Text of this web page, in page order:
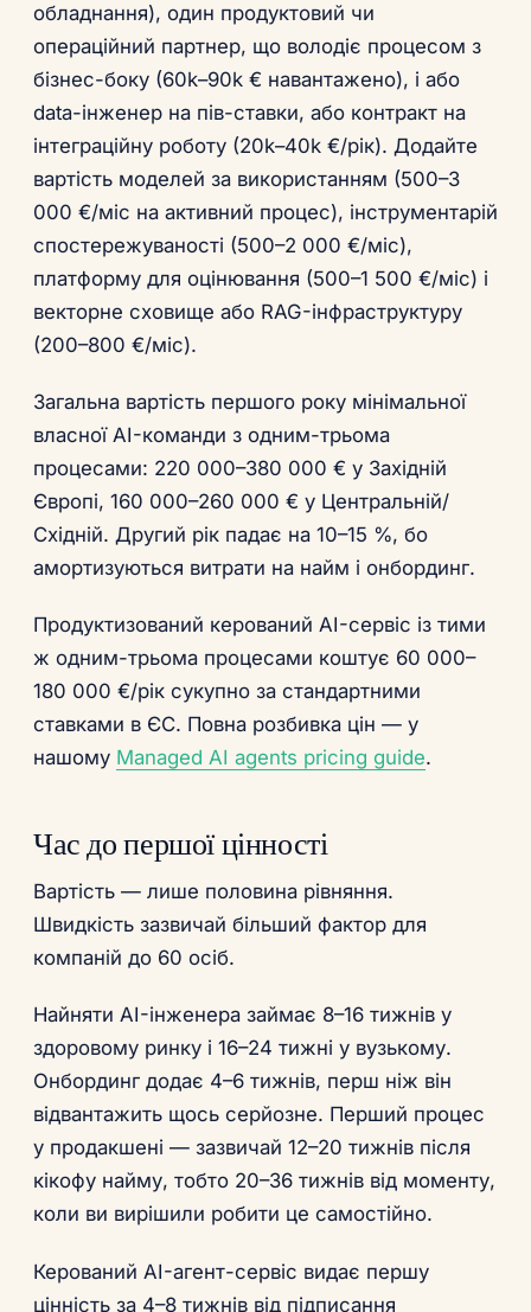
обладнання), один продуктовий чи
операційний партнер, що володіє процесом з
бізнес-боку (60k–90k € навантажено), і або
data-інженер на пів-ставки, або контракт на
інтеграційну роботу (20k–40k €/рік). Додайте
вартість моделей за використанням (500–3
000 €/міс на активний процес), інструментарій
спостережуваності (500–2 000 €/міс),
платформу для оцінювання (500–1 500 €/міс) і
векторне сховище або RAG-інфраструктуру
(200–800 €/міс).
Загальна вартість першого року мінімальної
власної AI-команди з одним-трьома
процесами: 220 000–380 000 € у Західній
Європі, 160 000–260 000 € у Центральній/
Східній. Другий рік падає на 10–15 %, бо
амортизуються витрати на найм і онбординг.
Продуктизований керований AI-сервіс із тими
ж одним-трьома процесами коштує 60 000–
180 000 €/рік сукупно за стандартними
ставками в ЄС. Повна розбивка цін — у
нашому Managed AI agents pricing guide.
Час до першої цінності
Вартість — лише половина рівняння.
Швидкість зазвичай більший фактор для
компаній до 60 осіб.
Найняти AI-інженера займає 8–16 тижнів у
здоровому ринку і 16–24 тижні у вузькому.
Онбординг додає 4–6 тижнів, перш ніж він
відвантажить щось серйозне. Перший процес
у продакшені — зазвичай 12–20 тижнів після
кікофу найму, тобто 20–36 тижнів від моменту,
коли ви вирішили робити це самостійно.
Керований AI-агент-сервіс видає першу
цінність за 4–8 тижнів від підписання